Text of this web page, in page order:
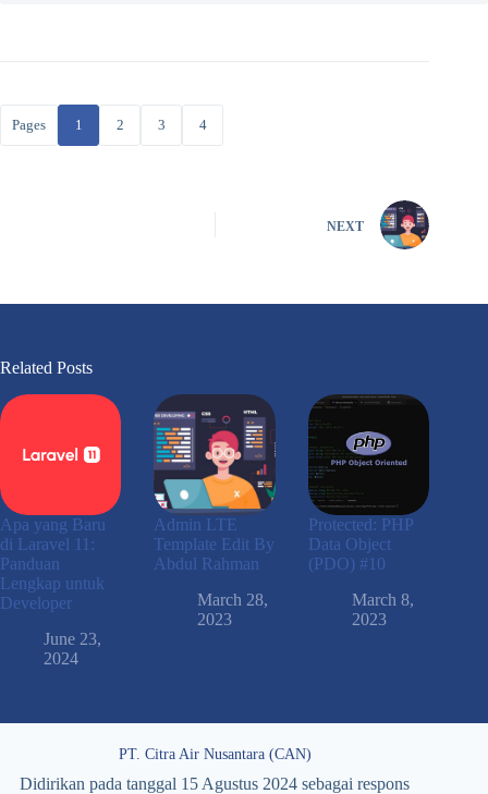
Pages 1 2 3 4
NEXT
Related Posts
Apa yang Baru
di Laravel 11:
Panduan
Lengkap untuk
Developer
June 23,
2024
Admin LTE
Template Edit By
Abdul Rahman
March 28,
2023
Protected: PHP
Data Object
(PDO) #10
March 8,
2023
PT. Citra Air Nusantara (CAN)
Didirikan pada tanggal 15 Agustus 2024 sebagai respons